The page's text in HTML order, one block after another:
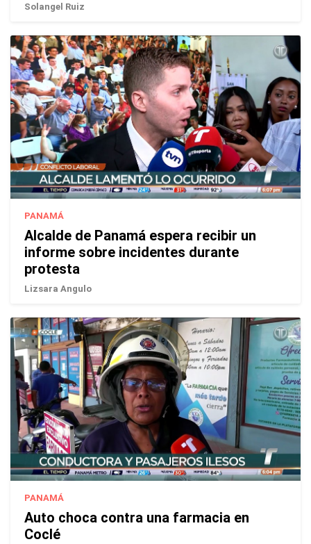
Solangel Ruiz
PANAMÁ
Alcalde de Panamá espera recibir un
informe sobre incidentes durante
protesta
Lizsara Angulo
PANAMÁ
Auto choca contra una farmacia en
Coclé